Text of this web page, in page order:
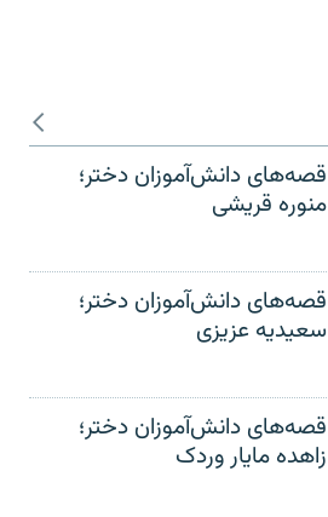
قصه‌های دانش‌آموزان دختر؛
منوره قریشی
قصه‌های دانش‌آموزان دختر؛
سعیدیه عزیزی
قصه‌های دانش‌آموزان دختر؛
زاهده مایار وردک